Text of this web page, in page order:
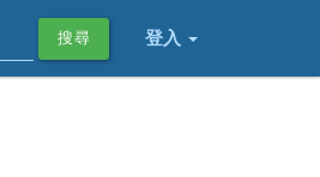
登入
搜尋